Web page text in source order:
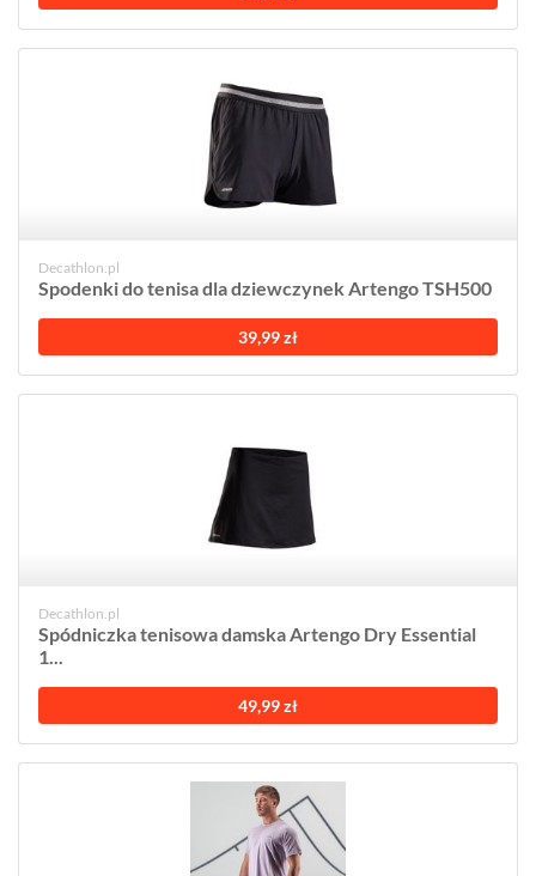
Decathlon.pl
Spodenki do tenisa dla dziewczynek Artengo TSH500
39,99 zł
Decathlon.pl
Spódniczka tenisowa damska Artengo Dry Essential
1...
49,99 zł